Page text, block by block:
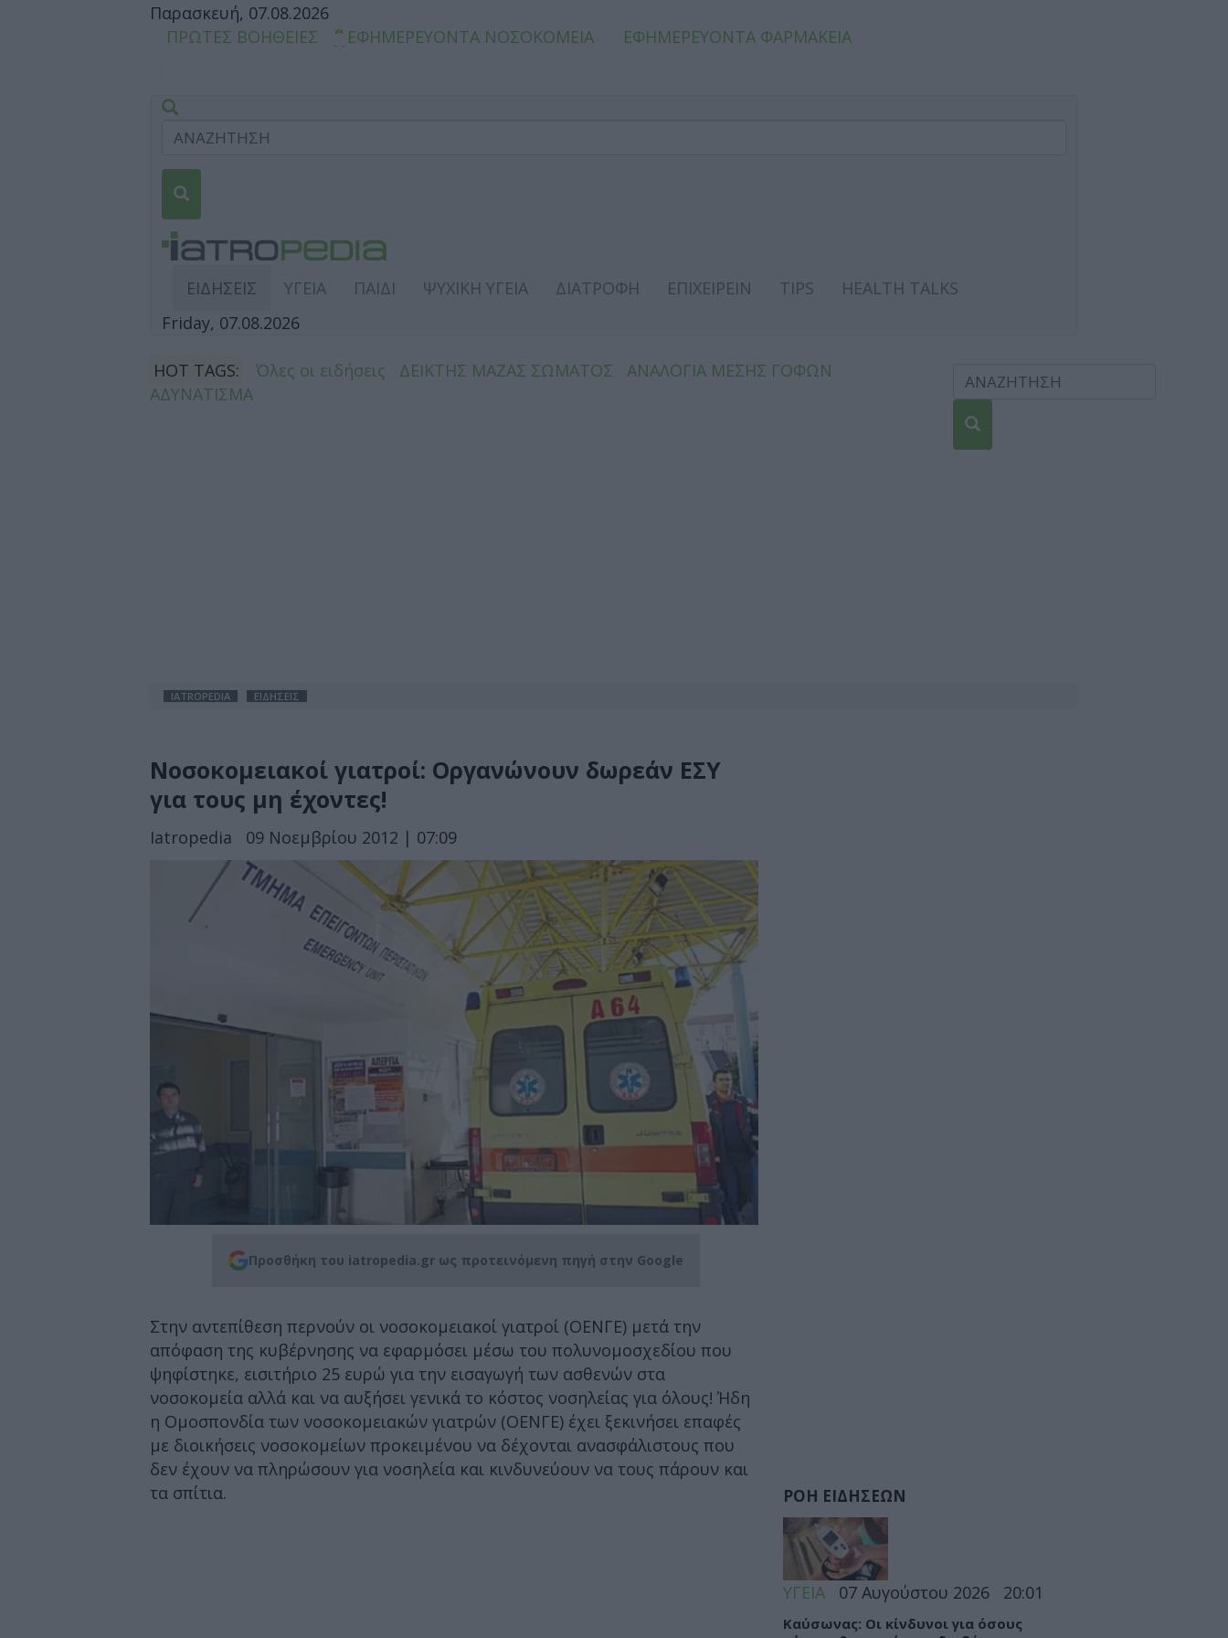
Παρασκευή, 07.08.2026
ΠΡΩΤΕΣ ΒΟΗΘΕΙΕΣ
ΕΦΗΜΕΡΕΥΟΝΤΑ ΝΟΣΟΚΟΜΕΙΑ ΕΦΗΜΕΡΕΥΟΝΤΑ ΦΑΡΜΑΚΕΙΑ
ΕΙΔΗΣΕΙΣ ΥΓΕΙΑ ΠΑΙΔΙ ΨΥΧΙΚΗ ΥΓΕΙΑ ΔΙΑΤΡΟΦΗ ΕΠΙΧΕΙΡΕΙΝ TIPS
HEALTH TALKS
Friday, 07.08.2026
HOT TAGS: Όλες οι ειδήσεις ΔΕΙΚΤΗΣ ΜΑΖΑΣ ΣΩΜΑΤΟΣ
ΑΝΑΛΟΓΙΑ ΜΕΣΗΣ ΓΟΦΩΝ
ΑΔΥΝΑΤΙΣΜΑ
IATROPEDIA ΕΙΔΗΣΕΙΣ
Νοσοκομειακοί γιατροί: Οργανώνουν δωρεάν ΕΣΥ
για τους μη έχοντες!
Iatropedia 09 Νοεμβρίου 2012 | 07:09
Προσθήκη του iatropedia.gr ως προτεινόμενη πηγή στην Google
Στην αντεπίθεση περνούν οι νοσοκομειακοί γιατροί (ΟΕΝΓΕ) μετά την
απόφαση της κυβέρνησης να εφαρμόσει μέσω του πολυνομοσχεδίου που
ψηφίστηκε, εισιτήριο 25 ευρώ για την εισαγωγή των ασθενών στα
νοσοκομεία αλλά και να αυξήσει γενικά το κόστος νοσηλείας για όλους! Ήδη
η Ομοσπονδία των νοσοκομειακών γιατρών (ΟΕΝΓΕ) έχει ξεκινήσει επαφές
με διοικήσεις νοσοκομείων προκειμένου να δέχονται ανασφάλιστους που
δεν έχουν να πληρώσουν για νοσηλεία και κινδυνεύουν να τους πάρουν και
τα σπίτια.
ΡΟΗ ΕΙΔΗΣΕΩΝ
ΥΓΕΙΑ 07 Αυγούστου 2026 20:01
Καύσωνας: Οι κίνδυνοι για όσους